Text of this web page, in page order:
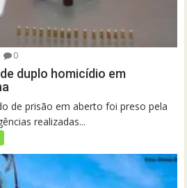
0
duplo homicídio em
de prisão em aberto foi preso pela
realizadas...